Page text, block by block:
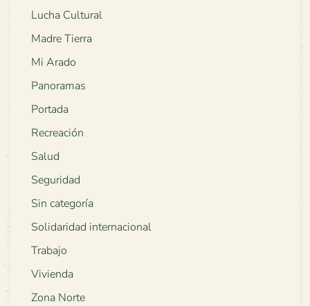
Lucha Cultural
Madre Tierra
Mi Arado
Panoramas
Portada
Recreación
Salud
Seguridad
Sin categoría
Solidaridad internacional
Trabajo
Vivienda
Zona Norte